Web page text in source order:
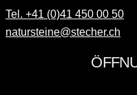
Tel. +41 (0)41 450 00 50
natursteine@stecher.ch